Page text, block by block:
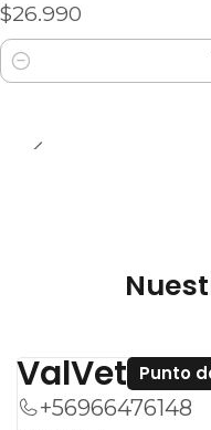
$26.990
Cantidad
ValVet Punto
+56966476148